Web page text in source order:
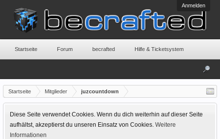
Anmelden
Startseite Mitglieder juzcountdown
Diese Seite verwendet Cookies. Wenn du dich weiterhin auf dieser Seite
aufhältst, akzeptierst du unseren Einsatz von Cookies. Weitere
Informationen
Startseite Forum becrafted Hilfe & Ticketsystem